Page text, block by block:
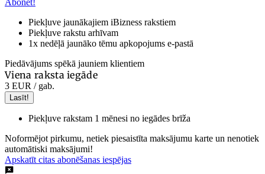
Piekļuve jaunākajiem iBizness rakstiem
Piekļuve rakstu arhīvam
1x nedēļā jaunāko tēmu apkopojums e-pastā
Piedāvājums spēkā jauniem klientiem
Viena raksta iegāde
3 EUR / gab.
Lasīt!
Piekļuve rakstam 1 mēnesi no iegādes brīža
Noformējot pirkumu, netiek piesaistīta maksājumu karte un nenotiek
automātiski maksājumi!
Apskatīt citas abonēšanas iespējas